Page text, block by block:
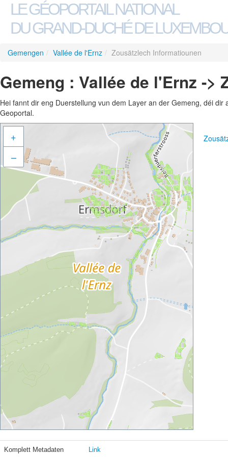
LE GÉOPORTAIL NATIONAL
DU GRAND-DUCHÉ DE
Gemengen / Vallée de l'Ernz / Zousätzlech Informatiounen
Gemeng : Vallée de l'Ernz -
Hei fannt dir eng Duerstellung vun dem Layer an der Gemeng, déi
Geoportal.
+
–
Komplett Metadaten Link